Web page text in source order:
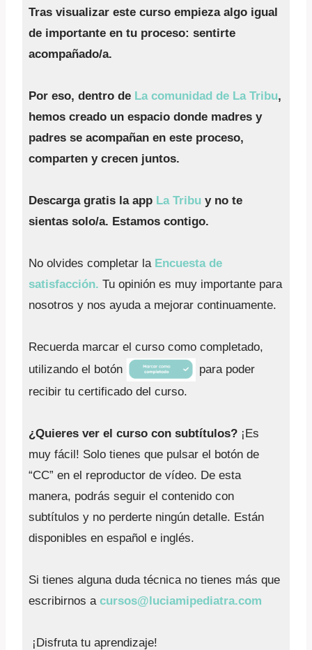
Tras visualizar este curso empieza algo igual
de importante en tu proceso: sentirte
acompañado/a.
Por eso, dentro de La comunidad de La Tribu,
hemos creado un espacio donde madres y
padres se acompañan en este proceso,
comparten y crecen juntos.
Descarga gratis la app La Tribuy no te
sientas solo/a. Estamos contigo.
No olvides completar la Encuesta de
satisfacción. Tu opinión es muy importante para
nosotros y nos ayuda a mejorar continuamente.
Recuerda marcar el curso como completado,
utilizando el botón
para poder
recibir tu certificado del curso.
¿Quieres ver el curso con subtítulos?¡Es
muy fácil! Solo tienes que pulsar el botón de
“CC” en el reproductor de vídeo. De esta
manera, podrás seguir el contenido con
subtítulos y no perderte ningún detalle. Están
disponibles en español e inglés.
Si tienes alguna duda técnica no tienes más que
escribirnos a cursos@luciamipediatra.com
¡Disfruta tu aprendizaje!